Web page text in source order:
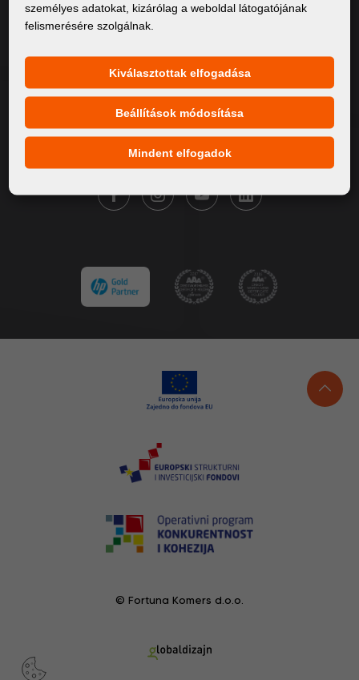
Termékek
Márkáink
Kapcsolat
KÖVESSE A FORTUNA DIGITAL GROUP
© Fortuna Komers d.o.o.
személyes adatokat, kizárólag a weboldal látogatójának
felismerésére szolgálnak.
Kiválasztottak elfogadása
Beállítások módosítása
Mindent elfogadok